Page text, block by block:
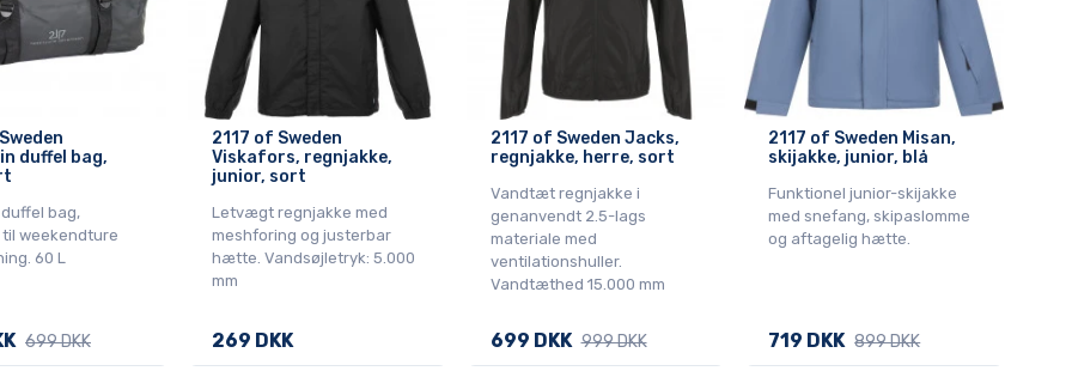
duffel bag,
bag,
weekendture
60 L
699 DKK
2117 of Sweden
Viskafors, regnjakke,
junior, sort
Letvægt regnjakke med
meshforing og justerbar
hætte. Vandsøjletryk: 5.000
mm
269 DKK
2117 of Sweden Jacks,
regnjakke, herre, sort
Vandtæt regnjakke i
genanvendt 2.5-lags
materiale med
ventilationshuller.
Vandtæthed 15.000 mm
699 DKK 999 DKK
2117 of Sweden Misan,
skijakke, junior, blå
Funktionel junior-skijakke
med snefang, skipaslomme
og aftagelig hætte.
719 DKK 899 DKK